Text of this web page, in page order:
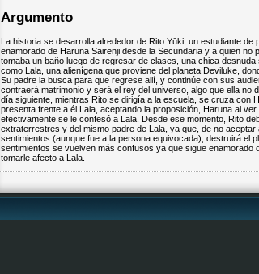
Argumento
La historia se desarrolla alrededor de Rito Yūki, un estudiante de
enamorado de Haruna Sairenji desde la Secundaria y a quien
tomaba un baño luego de regresar de clases, una chica
como Lala, una alienígena que proviene del planeta Deviluke,
Su padre la busca para que regrese allí, y continúe con sus
contraerá matrimonio y será el rey del universo, algo que ella no
día siguiente, mientras Rito se dirigía a la escuela, se cruza con
presenta frente a él Lala, aceptando la proposición, Haruna al
efectivamente se le confesó a Lala. Desde ese momento, Rito
extraterrestres y del mismo padre de Lala, ya que, de no aceptar
sentimientos (aunque fue a la persona equivocada), destruirá el
sentimientos se vuelven más confusos ya que sigue enamorado
tomarle afecto a Lala.